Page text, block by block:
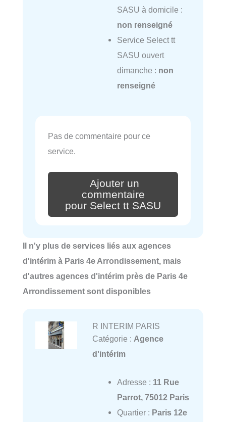
SASU à domicile :
non renseigné
Service Select tt
SASU ouvert
dimanche : non
renseigné
Pas de commentaire pour ce
service.
Ajouter un
commentaire
pour Select tt SASU
Il n'y plus de services liés aux agences
d'intérim à Paris 4e Arrondissement, mais
d'autres agences d'intérim près de Paris 4e
Arrondissement sont disponibles
R INTERIM PARIS
Catégorie : Agence
d'intérim
Adresse : 11 Rue
Parrot, 75012 Paris
Quartier : Paris 12e